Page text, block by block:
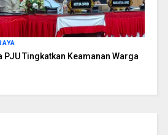
Tingkatkan Keamanan Warga